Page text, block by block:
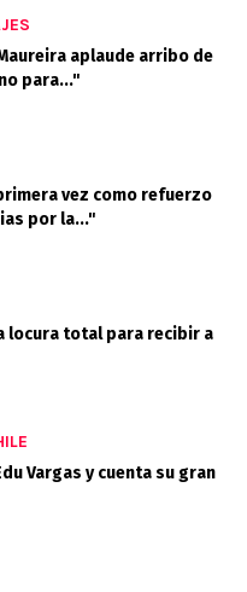
aplaude arribo de
para..."
vez como refuerzo
por la..."
locura total para recibir a
Vargas y cuenta su gran